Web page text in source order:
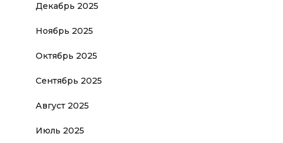
Декабрь 2025
Ноябрь 2025
Октябрь 2025
Сентябрь 2025
Август 2025
Июль 2025